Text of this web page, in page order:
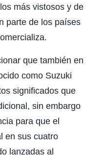
más vistosos y de
parte de los países
que también en
como Suzuki
significados que
sin embargo
para que el
en sus cuatro
lanzadas al